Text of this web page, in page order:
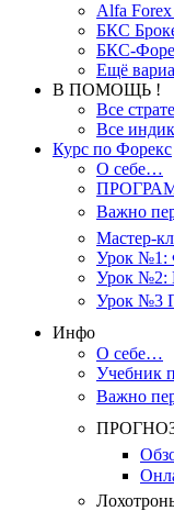
Alfa
БКС
БКС-
Ещё
В ПОМОЩЬ !
Все
Все
Курс по Форекс
О себе…
Важно
Мастер-
Урок №1:
Урок №2:
Урок №3
Инфо
О себе…
Учебник
Важно